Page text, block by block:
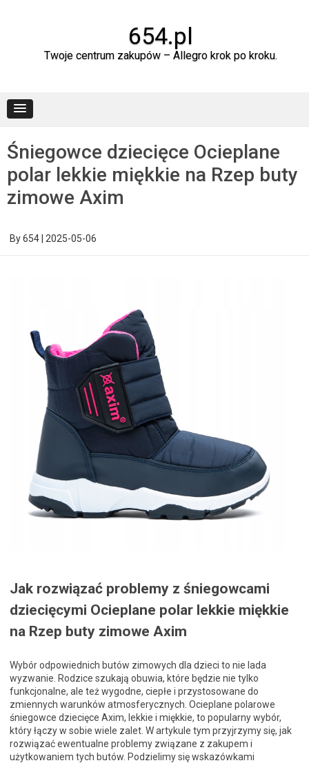
654.pl
Twoje centrum zakupów – Allegro krok po kroku.
Śniegowce dziecięce Ocieplane
polar lekkie miękkie na Rzep buty
zimowe Axim
By654 2025-05-06
Jak rozwiązać problemy z śniegowcami
dziecięcymi Ocieplane polar lekkie miękkie
na Rzep buty zimowe Axim
Wybór odpowiednich butów zimowych dla dzieci to nie lada
wyzwanie. Rodzice szukają obuwia, które będzie nie tylko
funkcjonalne, ale też wygodne, ciepłe i przystosowane do
zmiennych warunków atmosferycznych. Ocieplane polarowe
śniegowce dziecięce Axim, lekkie i miękkie, to popularny wybór,
który łączy w sobie wiele zalet. W artykule tym przyjrzymy się, jak
rozwiązać ewentualne problemy związane z zakupem i
użytkowaniem tych butów. Podzielimy się wskazówkami